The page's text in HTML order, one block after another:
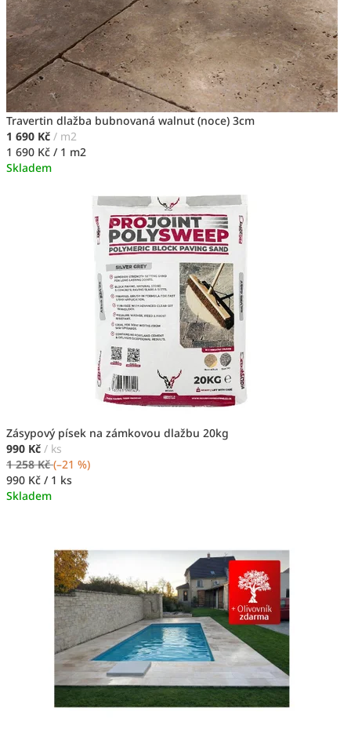
r
a
v
é
m
u
.
.
.
Travertin dlažba bubnovaná walnut (noce) 3cm
1 690 Kč / m2
Měrná
cena:
1 690 Kč / 1 m2
Skladem
Zásypový písek na zámkovou dlažbu 20kg
990 Kč / ks
1 258 Kč (–21 %)
Měrná
cena:
990 Kč / 1 ks
Skladem